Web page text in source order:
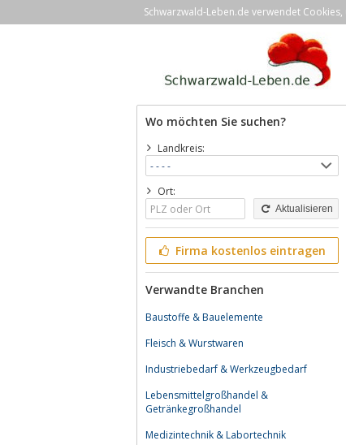
Schwarzwald-Leben.de verwendet
Wo möchten Sie suchen?
Landkreis:
Ort:
Aktualisieren
Firma kostenlos eintragen
Verwandte Branchen
Baustoffe & Bauelemente
Fleisch & Wurstwaren
Industriebedarf & Werkzeugbedarf
Lebensmittelgroßhandel &
Getränkegroßhandel
Medizintechnik & Labortechnik